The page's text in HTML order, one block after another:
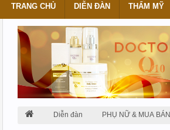
Diễn đàn PHỤ NỮ & MUA BÁN
TRANG CHỦ DIỄN ĐÀN THẨM MỸ